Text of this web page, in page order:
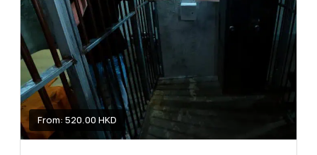
From: 520.00 HKD